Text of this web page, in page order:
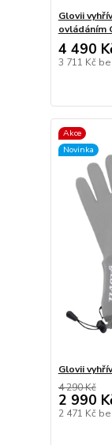
Glovii
ovládáním
4 490
3 711 Kč
Akce
Novinka
Glovii
4 290 Kč
2 990
2 471 Kč